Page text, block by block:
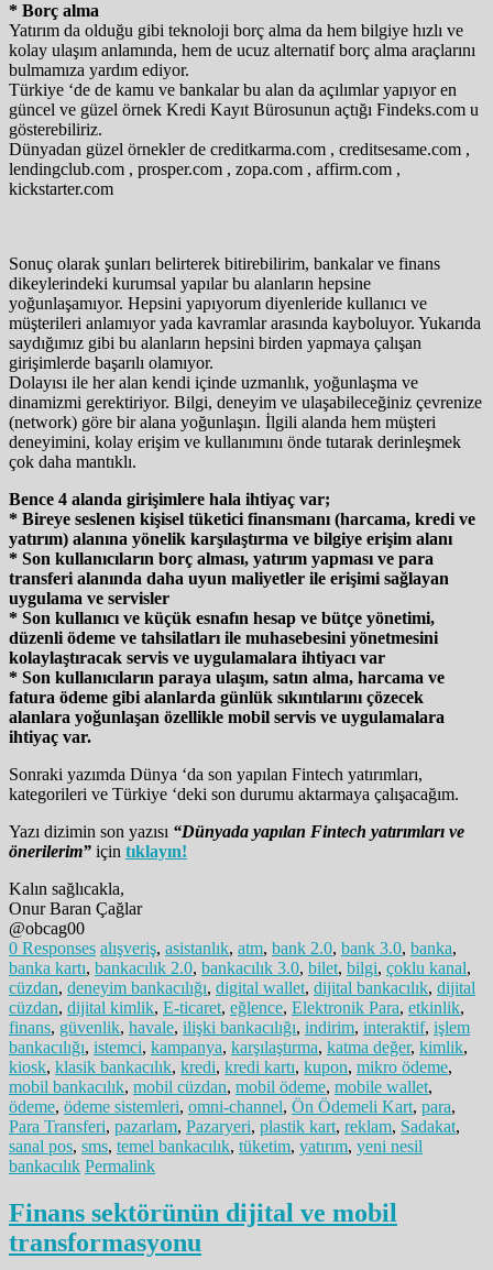
* Borç alma
Yatırım da olduğu gibi teknoloji borç alma da hem bilgiye hızlı ve
kolay ulaşım anlamında, hem de ucuz alternatif borç alma araçlarını
bulmamıza yardım ediyor.
Türkiye ‘de de kamu ve bankalar bu alan da açılımlar yapıyor en
güncel ve güzel örnek Kredi Kayıt Bürosunun açtığı Findeks.com u
gösterebiliriz.
Dünyadan güzel örnekler de creditkarma.com , creditsesame.com ,
lendingclub.com , prosper.com , zopa.com , affirm.com ,
kickstarter.com
Sonuç olarak şunları belirterek bitirebilirim, bankalar ve finans
dikeylerindeki kurumsal yapılar bu alanların hepsine
yoğunlaşamıyor. Hepsini yapıyorum diyenleride kullanıcı ve
müşterileri anlamıyor yada kavramlar arasında kayboluyor. Yukarıda
saydığımız gibi bu alanların hepsini birden yapmaya çalışan
girişimlerde başarılı olamıyor.
Dolayısı ile her alan kendi içinde uzmanlık, yoğunlaşma ve
dinamizmi gerektiriyor. Bilgi, deneyim ve ulaşabileceğiniz çevrenize
(network) göre bir alana yoğunlaşın. İlgili alanda hem müşteri
deneyimini, kolay erişim ve kullanımını önde tutarak derinleşmek
çok daha mantıklı.
Bence 4 alanda girişimlere hala ihtiyaç var;
* Bireye seslenen kişisel tüketici finansmanı (harcama, kredi ve
yatırım) alanına yönelik karşılaştırma ve bilgiye erişim alanı
* Son kullanıcıların borç alması, yatırım yapması ve para
transferi alanında daha uyun maliyetler ile erişimi sağlayan
uygulama ve servisler
* Son kullanıcı ve küçük esnafın hesap ve bütçe yönetimi,
düzenli ödeme ve tahsilatları ile muhasebesini yönetmesini
kolaylaştıracak servis ve uygulamalara ihtiyacı var
* Son kullanıcıların paraya ulaşım, satın alma, harcama ve
fatura ödeme gibi alanlarda günlük sıkıntılarını çözecek
alanlara yoğunlaşan özellikle mobil servis ve uygulamalara
ihtiyaç var.
Sonraki yazımda Dünya ‘da son yapılan Fintech yatırımları,
kategorileri ve Türkiye ‘deki son durumu aktarmaya çalışacağım.
Yazı dizimin son yazısı “Dünyada yapılan Fintech yatırımları ve
önerilerim” için tıklayın!
Kalın sağlıcakla,
Onur Baran Çağlar
@obcag00
0 Responses alışveriş, asistanlık, atm, bank 2.0, bank 3.0, banka,
banka kartı, bankacılık 2.0, bankacılık 3.0, bilet, bilgi, çoklu kanal,
cüzdan, deneyim bankacılığı, digital wallet, dijital bankacılık, dijital
cüzdan, dijital kimlik, E-ticaret, eğlence, Elektronik Para, etkinlik,
finans, güvenlik, havale, ilişki bankacılığı, indirim, interaktif, işlem
bankacılığı, istemci, kampanya, karşılaştırma, katma değer, kimlik,
kiosk, klasik bankacılık, kredi, kredi kartı, kupon, mikro ödeme,
mobil bankacılık, mobil cüzdan, mobil ödeme, mobile wallet,
ödeme, ödeme sistemleri, omni-channel, Ön Ödemeli Kart, para,
Para Transferi, pazarlam, Pazaryeri, plastik kart, reklam, Sadakat,
sanal pos, sms, temel bankacılık, tüketim, yatırım, yeni nesil
bankacılık Permalink
Finans sektörünün dijital ve mobil
transformasyonu